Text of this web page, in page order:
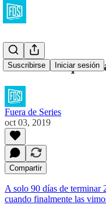
Suscribirse Iniciar sesión
Las series que
Fuera de Series
oct 03, 2019
Compartir
A solo 90 días de terminar
cuando finalmente las